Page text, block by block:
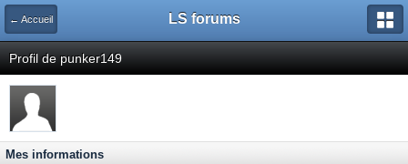
← Accueil LS forums
Profil de punker149
Mes informations